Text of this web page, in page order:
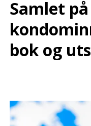
Samlet
bok og